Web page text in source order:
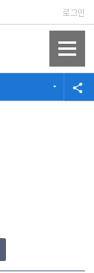
로그인
공
share